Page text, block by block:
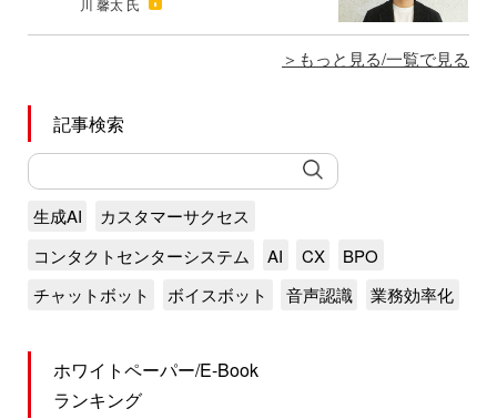
川 馨太 氏
もっと見る/一覧で見る
記事検索
生成AI
カスタマーサクセス
コンタクトセンターシステム
AI CX
BPO
チャットボット
ボイスボット 音声認識 業務効率化
ホワイトペーパー/E-Book
ランキング